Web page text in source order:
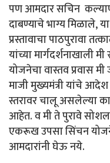
पण आमदार सचिन
दाबण्याचे भाग्य मिळाले,
प्रस्तावाचा पाठपुरावा
यांच्या मार्गदर्शनाखाली
योजनेचा वास्तव प्रवास
माजी मुख्यमंत्री यांचे
स्तरावर चालू असलेल्या
आहेत. व मी ते पुरावे
एकरूख उपसा सिंचन
आमदारांनी घेऊ नये.